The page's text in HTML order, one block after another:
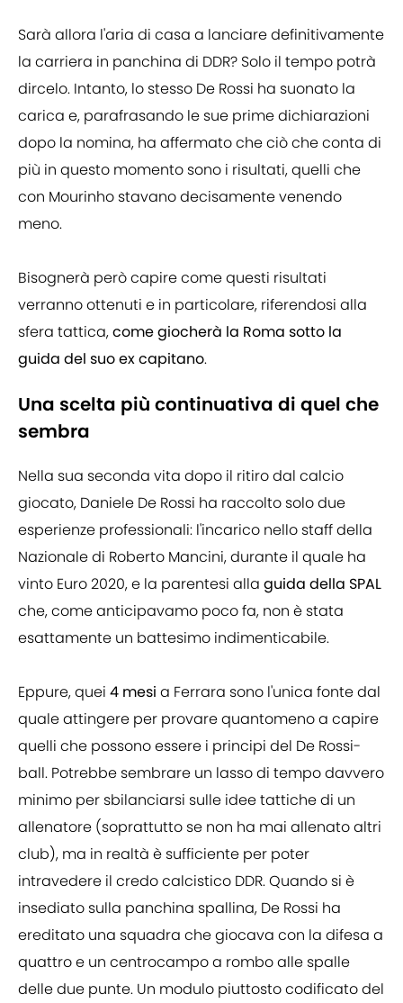
Sarà allora l'aria di casa a lanciare definitivamente
la carriera in panchina di DDR? Solo il tempo potrà
dircelo. Intanto, lo stesso De Rossi ha suonato la
carica e, parafrasando le sue prime dichiarazioni
dopo la nomina, ha affermato che ciò che conta di
più in questo momento sono i risultati, quelli che
con Mourinho stavano decisamente venendo
meno.
Bisognerà però capire come questi risultati
verranno ottenuti e in particolare, riferendosi alla
sfera tattica,come giocherà la Roma sotto la
guida del suo ex capitano.
Una scelta più continuativa di quel che
sembra
Nella sua seconda vita dopo il ritiro dal calcio
giocato, Daniele De Rossi ha raccolto solo due
esperienze professionali: l'incarico nello staff della
Nazionale di Roberto Mancini, durante il quale ha
vinto Euro 2020, e la parentesi alla guida della SPAL
che, come anticipavamo poco fa, non è stata
esattamente un battesimo indimenticabile.
Eppure, quei 4 mesi a Ferrara sono l'unica fonte dal
quale attingere per provare quantomeno a capire
quelli che possono essere i principi del De Rossi-
ball. Potrebbe sembrare un lasso di tempo davvero
minimo per sbilanciarsi sulle idee tattiche di un
allenatore (soprattutto se non ha mai allenato altri
club), ma in realtà è sufficiente per poter
intravedere il credo calcistico DDR. Quando si è
insediato sulla panchina spallina, De Rossi ha
ereditato una squadra che giocava con la difesa a
quattro e un centrocampo a rombo alle spalle
delle due punte. Un modulo piuttosto codificato del